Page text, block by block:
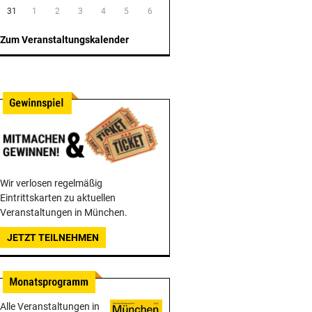
31 1 2 3 4 5 6
Zum Veranstaltungskalender
Wir verlosen regelmäßig
Eintrittskarten zu aktuellen
Veranstaltungen in München.
JETZT TEILNEHMEN
Alle Veranstaltungen in